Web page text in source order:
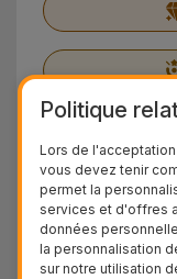
Découvrez
Politique
Lors de
vous devez tenir
permet la
services et d'offres
données
la personnalisation
sur notre utilisation